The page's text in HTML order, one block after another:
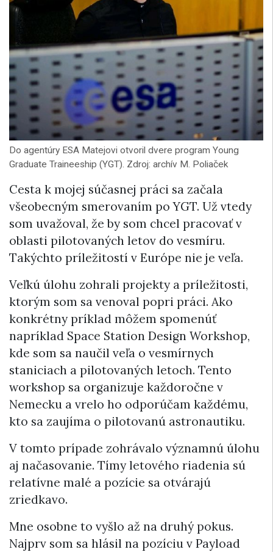
Do agentúry ESA Matejovi otvoril dvere program Young
Graduate Traineeship (YGT). Zdroj: archív M. Poliaček
Cesta k mojej súčasnej práci sa začala
všeobecným smerovaním po YGT. Už vtedy
som uvažoval, že by som chcel pracovať v
oblasti pilotovaných letov do vesmíru.
Takýchto príležitostí v Európe nie je veľa.
Veľkú úlohu zohrali projekty a príležitosti,
ktorým som sa venoval popri práci. Ako
konkrétny príklad môžem spomenúť
napríklad Space Station Design Workshop,
kde som sa naučil veľa o vesmírnych
staniciach a pilotovaných letoch. Tento
workshop sa organizuje každoročne v
Nemecku a vrelo ho odporúčam každému,
kto sa zaujíma o pilotovanú astronautiku.
V tomto prípade zohrávalo významnú úlohu
aj načasovanie. Tímy letového riadenia sú
relatívne malé a pozície sa otvárajú
zriedkavo.
Mne osobne to vyšlo až na druhý pokus.
Najprv som sa hlásil na pozíciu v Payload